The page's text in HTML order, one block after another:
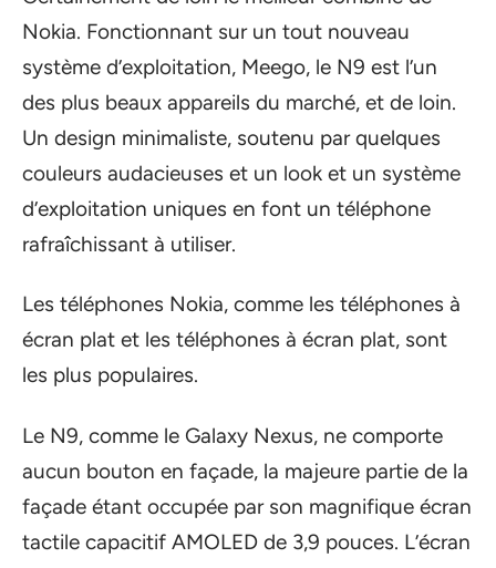
Nokia. Fonctionnant sur un tout nouveau
système d’exploitation, Meego, le N9 est l’un
des plus beaux appareils du marché, et de loin.
Un design minimaliste, soutenu par quelques
couleurs audacieuses et un look et un système
d’exploitation uniques en font un téléphone
rafraîchissant à utiliser.
Les téléphones Nokia, comme les téléphones à
écran plat et les téléphones à écran plat, sont
les plus populaires.
Le N9, comme le Galaxy Nexus, ne comporte
aucun bouton en façade, la majeure partie de la
façade étant occupée par son magnifique écran
tactile capacitif AMOLED de 3,9 pouces. L’écran